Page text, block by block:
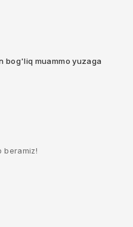
bog'liq muammo yuzaga
beramiz!